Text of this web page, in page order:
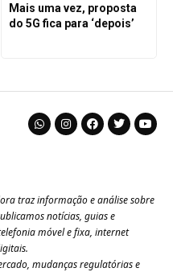
Mais uma vez, proposta
do 5G fica para ‘depois’
traz informação e análise sobre
notícias, guias e
móvel e fixa, internet
mudanças regulatórias e